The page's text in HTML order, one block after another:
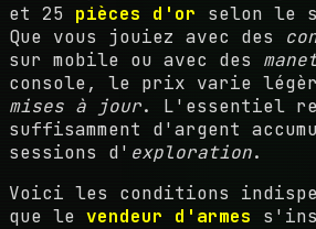
et 25 pièces d'or selon le
Que vous jouiez avec des
sur mobile ou avec des
console, le prix varie
mises à jour. L'essentiel
suffisamment d'argent
sessions d' exploration.
Voici les conditions
que le vendeur d'armes